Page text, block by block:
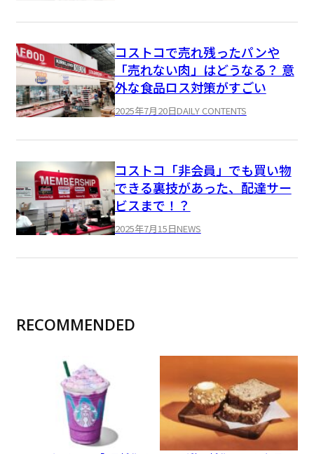
コストコで売れ残ったパンや
「売れない肉」はどうなる？ 意
外な食品ロス対策がすごい
2025年7月20日DAILY CONTENTS
コストコ「非会員」でも買い物
できる裏技があった、配達サー
ビスまで！？
2025年7月15日NEWS
RECOMMENDED